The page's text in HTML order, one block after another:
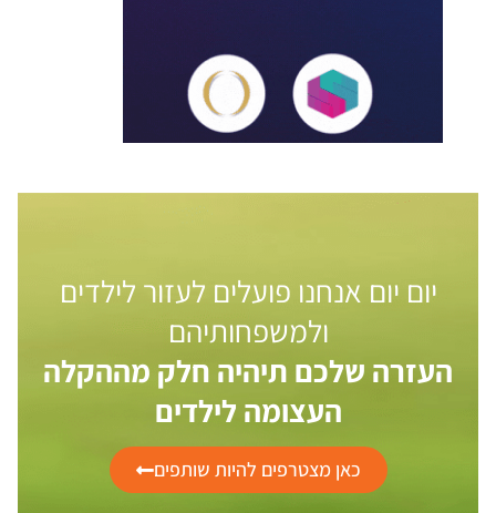
יום יום אנחנו פועלים לעזור לילדים
ולמשפחותיהם
העזרה שלכם תיהיה חלק מההקלה
העצומה לילדים
כאן מצטרפים להיות שותפים